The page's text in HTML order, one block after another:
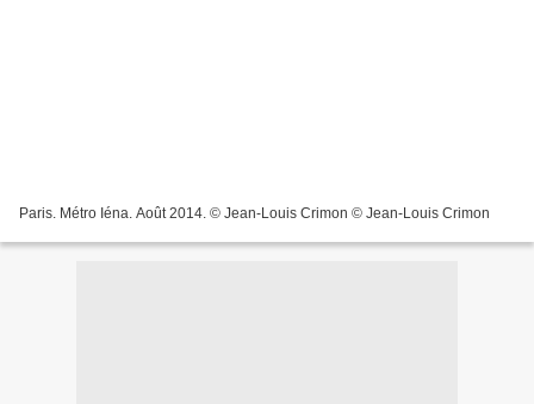
Paris. Métro Iéna. Août 2014. © Jean-Louis Crimon © Jean-Louis Crimon